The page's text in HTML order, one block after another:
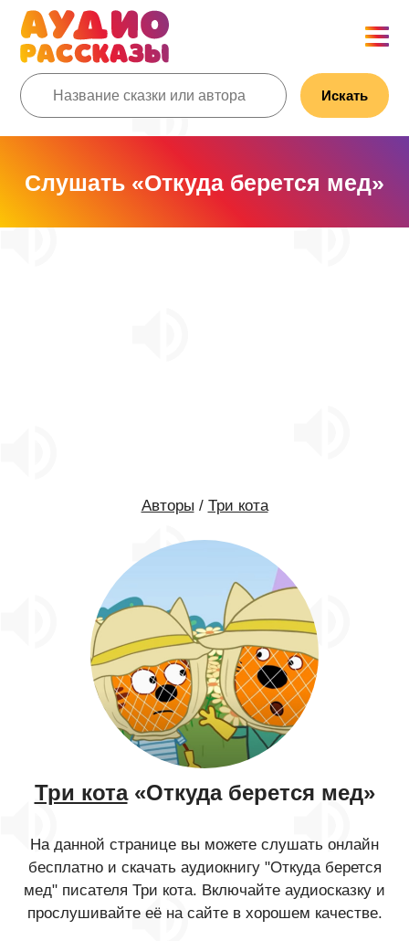
Искать
Слушать «Откуда берется мед»
Авторы / Три кота
Три кота«Откуда берется мед»
На данной странице вы можете слушать онлайн
бесплатно и скачать аудиокнигу "Откуда берется
мед" писателя Три кота. Включайте аудиосказку и
прослушивайте её на сайте в хорошем качестве.